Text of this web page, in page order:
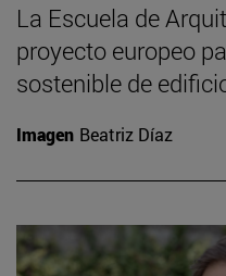
La Escuela de
proyecto europeo
sostenible de
Imagen Beatriz Díaz